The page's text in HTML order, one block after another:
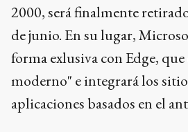
2000, será finalmente
de junio. En su lugar,
forma exlusiva con Edge, que
moderno" e integrará los
aplicaciones basados en el